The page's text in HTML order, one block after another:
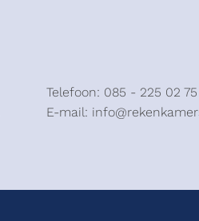
Telefoon: 085 - 225 02 75
E-mail: